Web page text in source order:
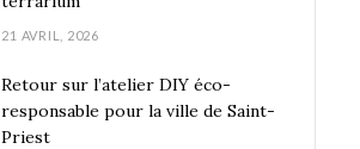
21 AVRIL, 2026
Retour sur l’atelier DIY éco-
responsable pour la ville de Saint-
Priest